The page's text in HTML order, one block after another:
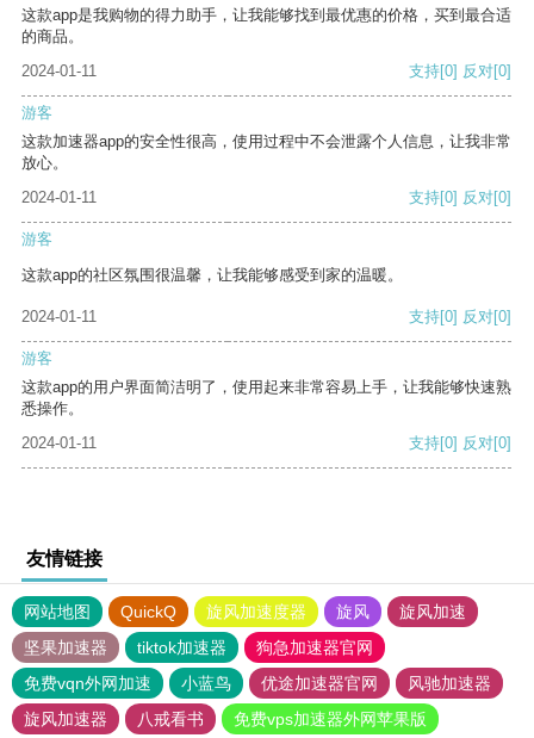
这款app是我购物的得力助手，让我能够找到最优惠的价格，买到最合适
的商品。
2024-01-11
支持[0] 反对[0]
游客
这款加速器app的安全性很高，使用过程中不会泄露个人信息，让我非常
放心。
2024-01-11
支持[0] 反对[0]
游客
这款app的社区氛围很温馨，让我能够感受到家的温暖。
2024-01-11 支持[0] 反对[0]
游客
这款app的用户界面简洁明了，使用起来非常容易上手，让我能够快速熟
悉操作。
2024-01-11
支持[0] 反对[0]
友情链接
网站地图 QuickQ 旋风加速度器 旋风
旋风加速
坚果加速器
tiktok加速器
狗急加速器官网
免费vqn外网加速
小蓝鸟 优途加速器官网
风驰加速器
旋风加速器
八戒看书 免费vps加速器外网苹果版